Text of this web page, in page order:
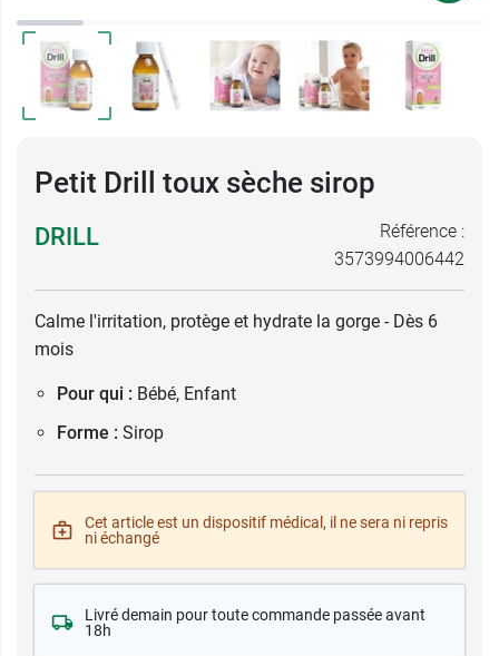
Petit Drill toux sèche sirop
DRILL
Référence :
3573994006442
Calme l'irritation, protège et hydrate la gorge - Dès 6
mois
Pour qui : Bébé, Enfant
Forme : Sirop
Cet article est un dispositif médical, il ne sera ni repris
ni échangé
Livré demain pour toute commande passée avant
18h